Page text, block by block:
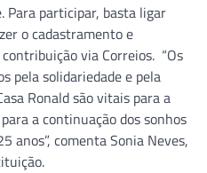
participar, basta ligar
o cadastramento e
via Correios. “Os
pela solidariedade e pela
Ronald são vitais para a
a continuação dos sonhos
anos”, comenta Sonia Neves,